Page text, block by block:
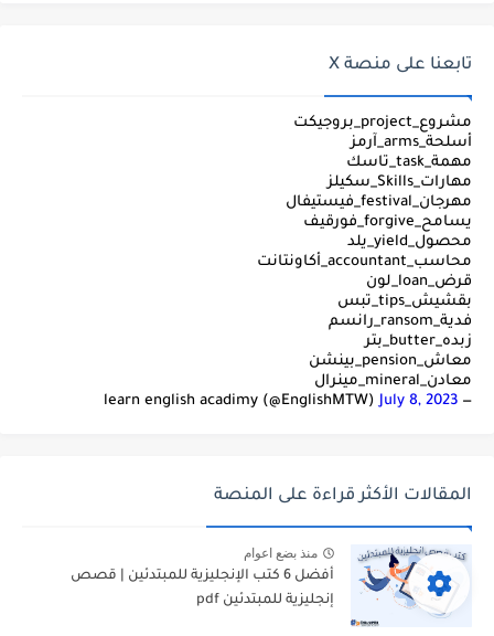
تابعنا على منصة X
مشروع_project_بروجيكت
أسلحة_arms_آرمز
مهمة_task_تاسك
مهارات_Skills_سكيلز
مهرجان_festival_فيستيفال
يسامح_forgive_فورقيف
محصول_yield_يلد
محاسب_accountant_أكاونتانت
قرض_loan_لون
بقشيش_tips_تبس
فدية_ransom_رانسم
زبده_butter_بتر
معاش_pension_بينشن
معادن_mineral_مينرال
— learn english acadimy (@EnglishMTW)
July 8, 2023
المقالات الأكثر قراءة على المنصة
منذ بضع اعوام
أفضل 6 كتب الإنجليزية للمبتدئين | قصص
إنجليزية للمبتدئين pdf